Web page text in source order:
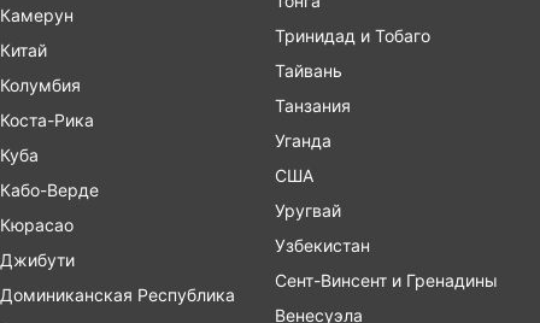
Камерун
Китай
Колумбия
Коста-Рика
Куба
Кабо-Верде
Кюрасао
Джибути
Доминиканская Республика
Тринидад и Тобаго
Тайвань
Танзания
Уганда
США
Уругвай
Узбекистан
Сент-Винсент и Гренадины
Венесуэла